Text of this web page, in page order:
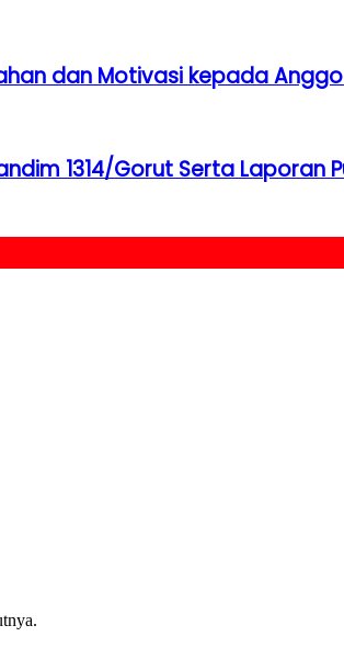
dan Motivasi kepada
1314/Gorut Serta Laporan